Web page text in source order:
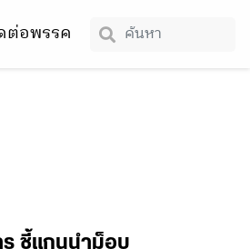
ต่อพรรค
ร ชี้แกนนำม็อบ